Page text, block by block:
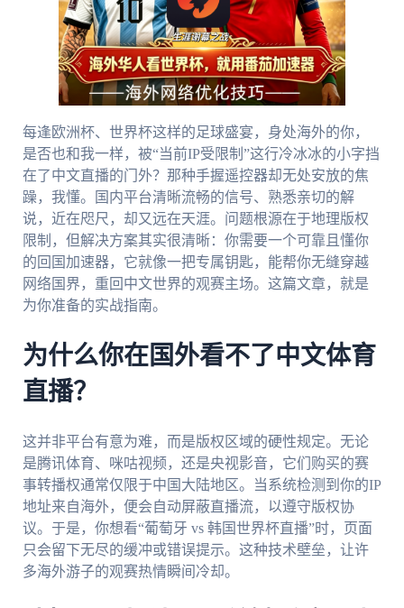
每逢欧洲杯、世界杯这样的足球盛宴，身处海外的你，
是否也和我一样，被“当前IP受限制”这行冷冰冰的小字挡
在了中文直播的门外？那种手握遥控器却无处安放的焦
躁，我懂。国内平台清晰流畅的信号、熟悉亲切的解
说，近在咫尺，却又远在天涯。问题根源在于地理版权
限制，但解决方案其实很清晰：你需要一个可靠且懂你
的回国加速器，它就像一把专属钥匙，能帮你无缝穿越
网络国界，重回中文世界的观赛主场。这篇文章，就是
为你准备的实战指南。
为什么你在国外看不了中文体育
直播？
这并非平台有意为难，而是版权区域的硬性规定。无论
是腾讯体育、咪咕视频，还是央视影音，它们购买的赛
事转播权通常仅限于中国大陆地区。当系统检测到你的IP
地址来自海外，便会自动屏蔽直播流，以遵守版权协
议。于是，你想看“葡萄牙 vs 韩国世界杯直播”时，页面
只会留下无尽的缓冲或错误提示。这种技术壁垒，让许
多海外游子的观赛热情瞬间冷却。